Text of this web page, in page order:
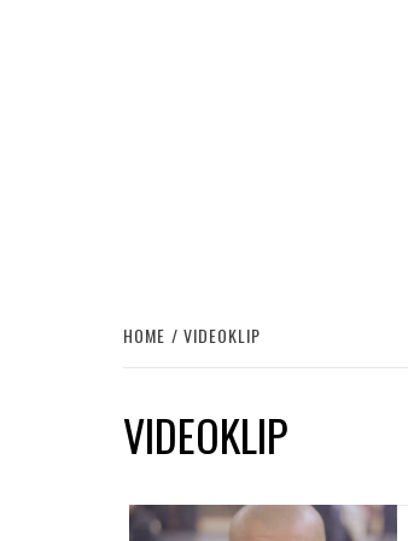
HOME VIDEOKLIP
VIDEOKLIP